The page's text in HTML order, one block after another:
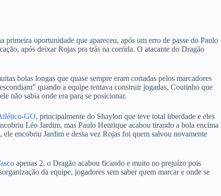
primeira oportunidade que apareceu, após um erro de passe do Paulo
após deixar Rojas pra trás na corrida. O atacante do Dragão
bolas longas que quase sempre eram cortadas pelos marcadores
quando a equipe tentava construir jogadas, Coutinho que
não sabia onde era para se posicionar.
GO, principalmente do Shaylon que teve total liberdade e eles
Léo Jardim, mas Paulo Henrique acabou tirando a bola encima
encobriu Jardim e dessa vez Rojas foi quem salvou novamente
apenas 2, o Dragão acabou ficando e muito no prejuízo pois
da equipe, jogadores sem saber quem marcar e onde se